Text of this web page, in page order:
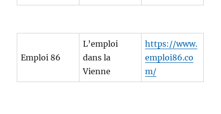
Emploi 86
L’emploi
dans la
Vienne
https://www.
emploi86.co
m/